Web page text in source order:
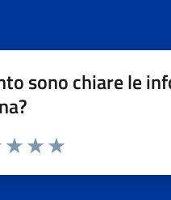
sono chiare le